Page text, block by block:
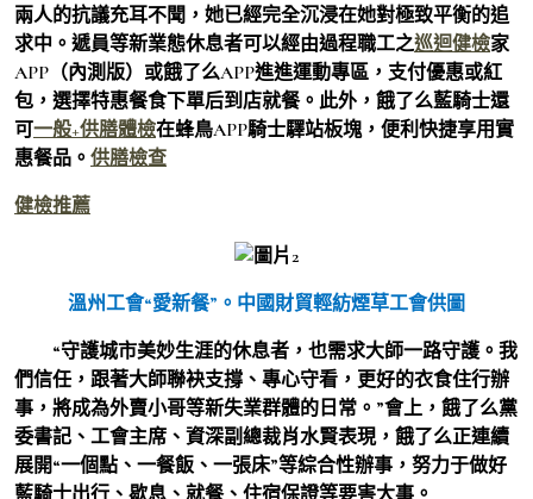
兩人的抗議充耳不聞，她已經完全沉浸在她對極致平衡的追
求中。遞員等新業態休息者可以經由過程職工之巡迴健檢家
APP（內測版）或餓了么APP進進運動專區，支付優惠或紅
包，選擇特惠餐食下單后到店就餐。此外，餓了么藍騎士還
可一般+供膳體檢在蜂鳥APP騎士驛站板塊，便利快捷享用實
惠餐品。 供膳檢查
健檢推薦
溫州工會“愛新餐”。 中國財貿輕紡煙草工會供圖
“守護城市美妙生涯的休息者，也需求大師一路守護。我
們信任，跟著大師聯袂支撐、專心守看，更好的衣食住行辦
事，將成為外賣小哥等新失業群體的日常。”會上，餓了么黨
委書記、工會主席、資深副總裁肖水賢表現，餓了么正連續
展開“一個點、一餐飯、一張床”等綜合性辦事，努力于做好
藍騎士出行、歇息、就餐、住宿保證等要害大事。